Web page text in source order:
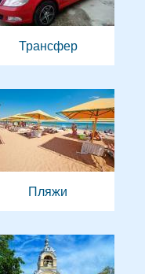
Трансфер
Пляжи